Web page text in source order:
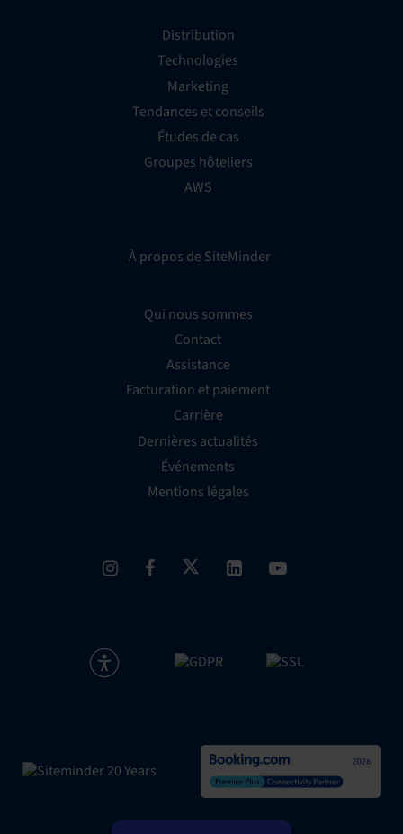
Distribution
Technologies
Marketing
Tendances et conseils
Études de cas
Groupes hôteliers
AWS
À propos de SiteMinder
Qui nous sommes
Contact
Assistance
Facturation et paiement
Carrière
Dernières actualités
Événements
Mentions légales